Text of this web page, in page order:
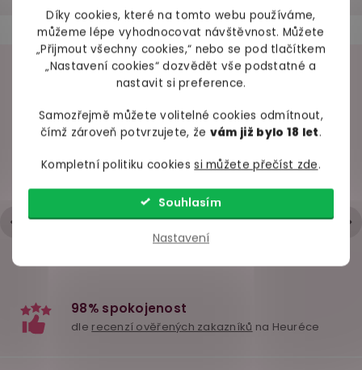
Díky cookies, které na tomto webu používáme,
můžeme lépe vyhodnocovat návštěvnost. Můžete
„Přijmout všechny cookies,“ nebo se pod tlačítkem
„Nastavení cookies“ dozvědět vše podstatné a
nastavit si preference.
Samozřejmě můžete volitelné cookies odmítnout,
čímž zároveň potvrzujete, že vám již bylo 18 let.
Kompletní politiku cookiessi můžete přečíst zde.
Nastavení
Souhlasím
Bestseller
Do košíku
s řetízkem Fetish
Fantasy Gold
Do košíku
VAŠE ZKUŠENOSTI
98% spokojených zákazníků z2686 ověřených recenzí
Hodnocení obchodu je 5 z 5 hvězdiček.
| 6.5.2026
+ Rychlé zpracování a odeslání
- Trochu strohá komunikace přes mail